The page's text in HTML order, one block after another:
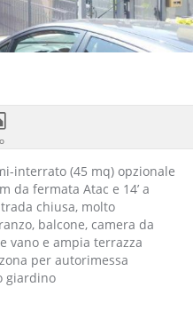
interrato (45 mq) opzionale
da fermata Atac e 14’ a
chiusa, molto
balcone, camera da
vano e ampia terrazza
per autorimessa
giardino